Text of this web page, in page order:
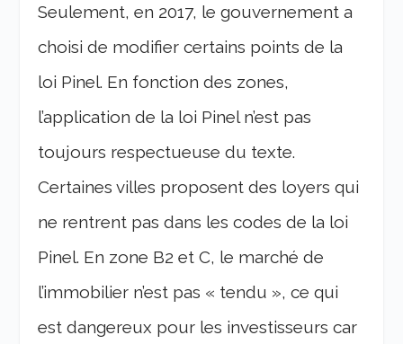
Seulement, en 2017, le gouvernement a
choisi de modifier certains points de la
loi Pinel. En fonction des zones,
l’application de la loi Pinel n’est pas
toujours respectueuse du texte.
Certaines villes proposent des loyers qui
ne rentrent pas dans les codes de la loi
Pinel. En zone B2 et C, le marché de
l’immobilier n’est pas « tendu », ce qui
est dangereux pour les investisseurs car